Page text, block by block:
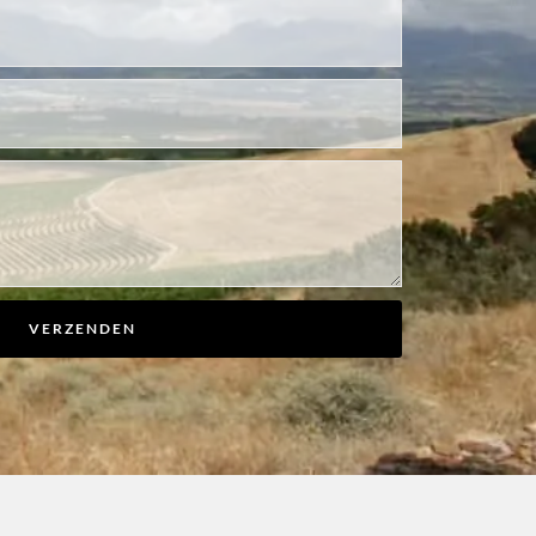
VERZENDEN